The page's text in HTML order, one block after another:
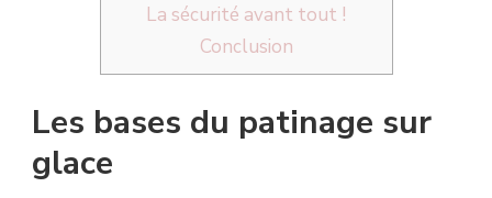
La sécurité avant tout !
Conclusion
Les bases du patinage sur
glace